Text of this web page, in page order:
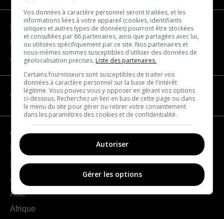
Devenir partenaire
Nous joindre
À propos
CATÉGORIES
Géographie
France
Europe
Amériques
Asie
Afrique
Vos données à caractère personnel seront traitées, et les
informations liées à votre appareil (cookies, identifiants
uniques et autres types de données) pourront être stockées
et consultées par 66 partenaires, ainsi que partagées avec lui,
ou utilisées spécifiquement par ce site. Nos partenaires et
nous-mêmes sommes susceptibles d'utiliser des données de
géolocalisation précises. Liste des partenaires.
Certains fournisseurs sont susceptibles de traiter vos
données à caractère personnel sur la base de l'intérêt
légitime. Vous pouvez vous y opposer en gérant vos options
ci-dessous. Recherchez un lien en bas de cette page ou dans
le menu du site pour gérer ou retirer votre consentement
dans les paramètres des cookies et de confidentialité.
Autoriser
Gérer les options